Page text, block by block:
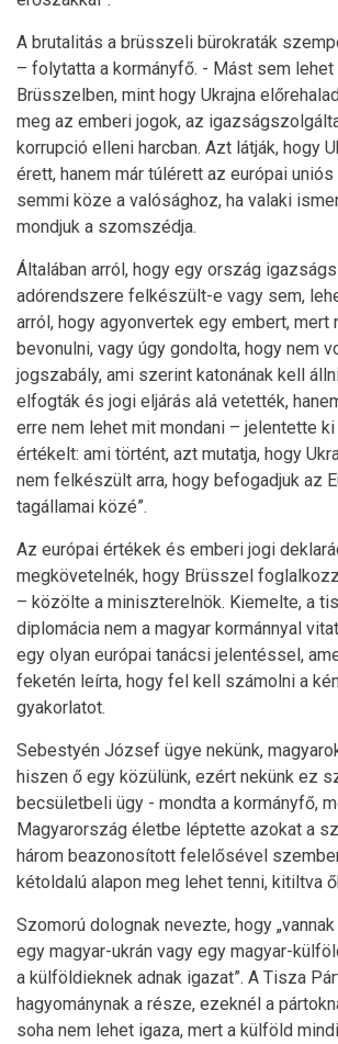
A brutalitás a brüsszeli bürokraták
– folytatta a kormányfő. - Mást sem lehet
Brüsszelben, mint hogy Ukrajna
meg az emberi jogok, az
korrupció elleni harcban. Azt látják, hogy
érett, hanem már túlérett az európai
semmi köze a valósághoz, ha valaki
mondjuk a szomszédja.
Általában arról, hogy egy ország
adórendszere felkészült-e vagy sem,
arról, hogy agyonvertek egy embert, mert
bevonulni, vagy úgy gondolta, hogy nem
jogszabály, ami szerint katonának kell
elfogták és jogi eljárás alá vetették,
erre nem lehet mit mondani – jelentette ki
értékelt: ami történt, azt mutatja, hogy
nem felkészült arra, hogy befogadjuk az
tagállamai közé”.
Az európai értékek és emberi jogi
megkövetelnék, hogy Brüsszel
– közölte a miniszterelnök. Kiemelte, a
diplomácia nem a magyar kormánnyal
egy olyan európai tanácsi jelentéssel,
feketén leírta, hogy fel kell számolni a
gyakorlatot.
Sebestyén József ügye nekünk,
hiszen ő egy közülünk, ezért nekünk ez
becsületbeli ügy - mondta a kormányfő,
Magyarország életbe léptette azokat a
három beazonosított felelősével
kétoldalú alapon meg lehet tenni, kitiltva
Szomorú dolognak nevezte, hogy
egy magyar-ukrán vagy egy magyar-
a külföldieknek adnak igazat”. A Tisza
hagyománynak a része, ezeknél a
soha nem lehet igaza, mert a külföld